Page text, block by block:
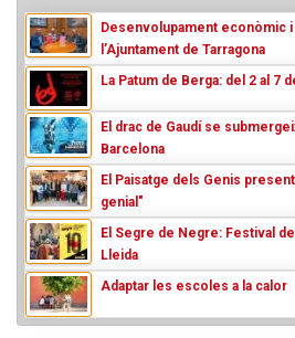
Desenvolupament econòmic i
l’Ajuntament de Tarragona
La Patum de Berga: del 2 al 7
El drac de Gaudí se
Barcelona
El Paisatge dels Genis
genial"
El Segre de Negre: Festival
Lleida
Adaptar les escoles a la calor